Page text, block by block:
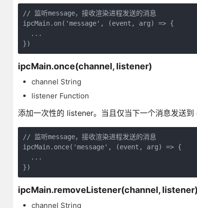
// 监听message，接收渲染进程发送的消息
ipcMain.on('message', (event, arg) => {
  ...
})
ipcMain.once(channel, listener)
channel String
listener Function
添加一次性的 listener。当且仅当下一个消息发送
// 监听message，接收渲染进程发送的消息
ipcMain.once('message', (event, arg) => {
  ...
})
ipcMain.removeListener(channel, listener)
channel String